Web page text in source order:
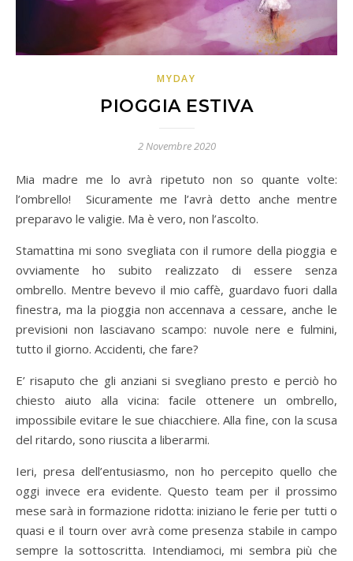
MYDAY
PIOGGIA ESTIVA
2 Novembre 2020
Mia madre me lo avrà ripetuto non so quante volte:
l’ombrello! Sicuramente me l’avrà detto anche mentre
preparavo le valigie. Ma è vero, non l’ascolto.
Stamattina mi sono svegliata con il rumore della pioggia e
ovviamente ho subito realizzato di essere senza
ombrello. Mentre bevevo il mio caffè, guardavo fuori dalla
finestra, ma la pioggia non accennava a cessare, anche le
previsioni non lasciavano scampo: nuvole nere e fulmini,
tutto il giorno. Accidenti, che fare?
E’ risaputo che gli anziani si svegliano presto e perciò ho
chiesto aiuto alla vicina: facile ottenere un ombrello,
impossibile evitare le sue chiacchiere. Alla fine, con la scusa
del ritardo, sono riuscita a liberarmi.
Ieri, presa dell’entusiasmo, non ho percepito quello che
oggi invece era evidente. Questo team per il prossimo
mese sarà in formazione ridotta: iniziano le ferie per tutti o
quasi e il tourn over avrà come presenza stabile in campo
sempre la sottoscritta. Intendiamoci, mi sembra più che